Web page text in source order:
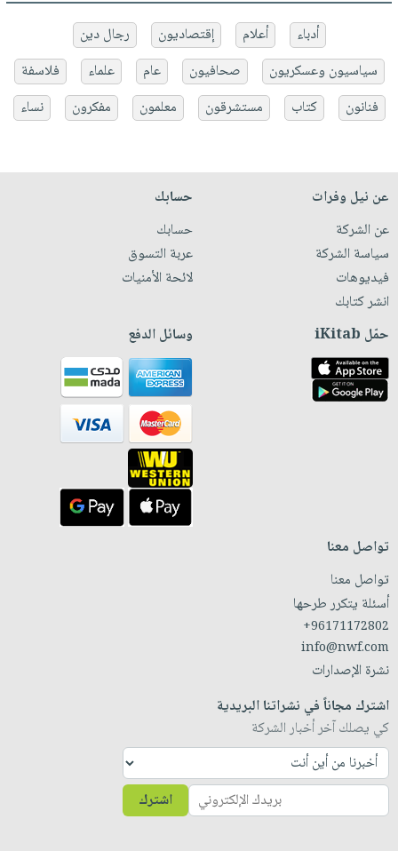
أدباء أعلام إقتصاديون
رجال دين
سياسيون وعسكريون
صحافيون عام علماء
فلاسفة
فنانون
كتاب مستشرقون معلمون مفكرون نساء
عن نيل وفرات
عن الشركة
سياسة الشركة
فيديوهات
انشر كتابك
حسابك
حسابك
عربة التسوق
لائحة الأمنيات
حمّل iKitab وسائل الدفع
تواصل معنا
تواصل معنا
أسئلة يتكرر طرحها
+96171172802
info@nwf.com
نشرة الإصدارات
اشترك مجاناً في نشراتنا البريدية
كي يصلك آخر أخبار الشركة
اشترك